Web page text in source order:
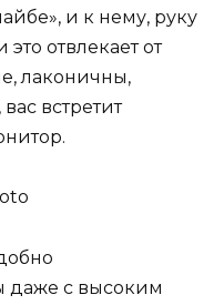
и к нему, руку
отвлекает от
лаконичны,
встретит
даже с высоким